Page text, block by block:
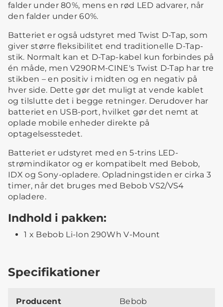
falder under 80%, mens en rød LED advarer, når
den falder under 60%.
Batteriet er også udstyret med Twist D-Tap, som
giver større fleksibilitet end traditionelle D-Tap-
stik. Normalt kan et D-Tap-kabel kun forbindes på
én måde, men V290RM-CINE's Twist D-Tap har tre
stikben – en positiv i midten og en negativ på
hver side. Dette gør det muligt at vende kablet
og tilslutte det i begge retninger. Derudover har
batteriet en USB-port, hvilket gør det nemt at
oplade mobile enheder direkte på
optagelsesstedet.
Batteriet er udstyret med en 5-trins LED-
strømindikator og er kompatibelt med Bebob,
IDX og Sony-opladere. Opladningstiden er cirka 3
timer, når det bruges med Bebob VS2/VS4
opladere.
Indhold i pakken:
1 x Bebob Li-Ion 290Wh V-Mount
Specifikationer
Producent Bebob